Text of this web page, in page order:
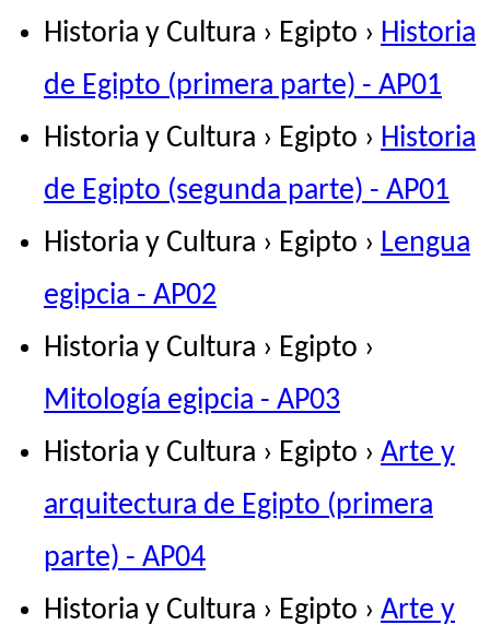
Historia y Cultura › Egipto › Historia
de Egipto (primera parte) - AP01
Historia y Cultura › Egipto › Historia
de Egipto (segunda parte) - AP01
Historia y Cultura › Egipto › Lengua
egipcia - AP02
Historia y Cultura › Egipto ›
Mitología egipcia - AP03
Historia y Cultura › Egipto › Arte y
arquitectura de Egipto (primera
parte) - AP04
Historia y Cultura › Egipto › Arte y